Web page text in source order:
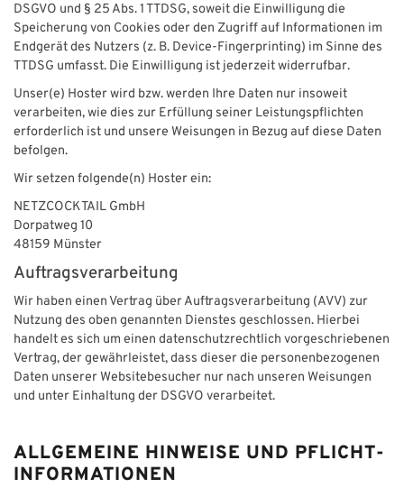
DSGVO und § 25 Abs. 1 TTDSG, soweit die Einwilligung die
Speicherung von Cookies oder den Zugriff auf Informationen im
Endgerät des Nutzers (z. B. Device-Fingerprinting) im Sinne des
TTDSG umfasst. Die Einwilligung ist jederzeit widerrufbar.
Unser(e) Hoster wird bzw. werden Ihre Daten nur insoweit
verarbeiten, wie dies zur Erfüllung seiner Leistungspflichten
erforderlich ist und unsere Weisungen in Bezug auf diese Daten
befolgen.
Wir setzen folgende(n) Hoster ein:
NETZCOCKTAIL GmbH
Dorpatweg 10
48159 Münster
Auftragsverarbeitung
Wir haben einen Vertrag über Auftragsverarbeitung (AVV) zur
Nutzung des oben genannten Dienstes geschlossen. Hierbei
handelt es sich um einen datenschutzrechtlich vorgeschriebenen
Vertrag, der gewährleistet, dass dieser die personenbezogenen
Daten unserer Websitebesucher nur nach unseren Weisungen
und unter Einhaltung der DSGVO verarbeitet.
ALLGEMEINE HINWEISE UND PFLICHT­
INFORMATIONEN